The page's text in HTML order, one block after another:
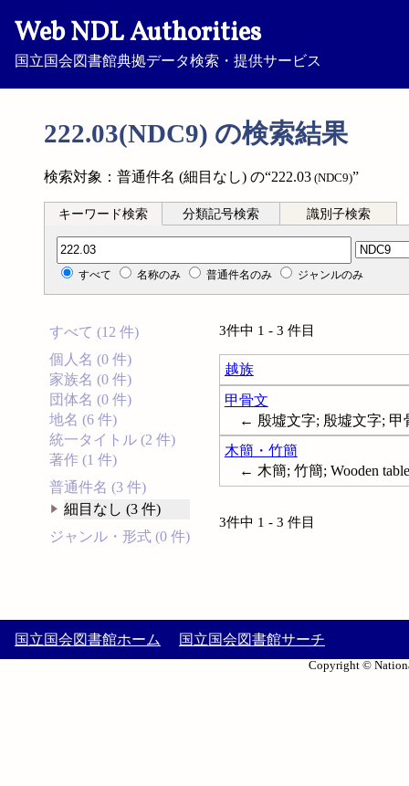
Web NDL Authorities
国立国会図書館典拠データ検索・提供サービス
222.03(NDC9) の検索結果
検索対象：普通件名 (細目なし) の“222.03 (NDC9)”
キーワード検索 分類記号検索 識別子検索
分類記号検索
すべて 名称のみ 普通件名のみ ジャンルのみ
すべて (12 件)
個人名 (0 件)
家族名 (0 件)
団体名 (0 件)
地名 (6 件)
統一タイトル (2 件)
著作 (1 件)
普通件名 (3 件)
細目なし (3 件)
ジャンル・形式 (0 件)
3件中 1 - 3 件目
越族
甲骨文
← 殷墟文字; 殷墟文字; 甲
木簡・竹簡
← 木簡; 竹簡; Wooden
3件中 1 - 3 件目
国立国会図書館ホーム 国立国会図書館サーチ
Copyright ©